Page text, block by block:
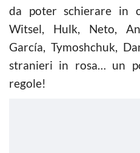
da poter schierare in
Witsel, Hulk, Neto,
García, Tymoshchuk,
stranieri in rosa… un
regole!